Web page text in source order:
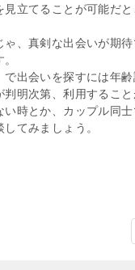
立てることが可能だ
、真剣な出会いが期
出会いを探すには年
明次第、利用すること
時とか、カップル同
てみましょう。